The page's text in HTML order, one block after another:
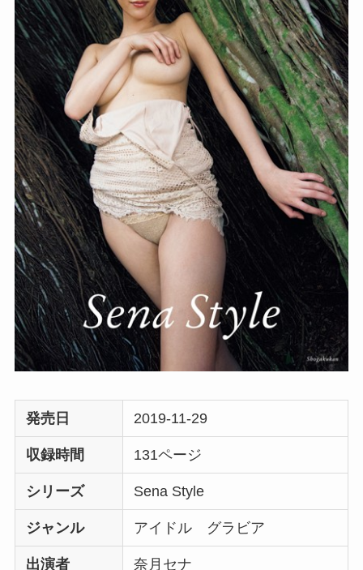
発売日 2019-11-29
収録時間 131ページ
シリーズ Sena Style
ジャンル アイドル グラビア
出演者 奈月セナ